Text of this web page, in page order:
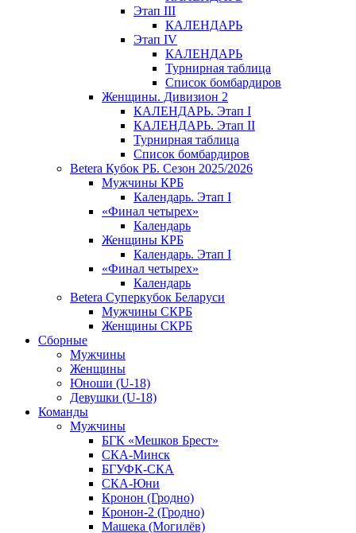
Этап III
КАЛЕНДАРЬ
Этап IV
КАЛЕНДАРЬ
Турнирная таблица
Список бомбардиров
Женщины. Дивизион 2
КАЛЕНДАРЬ. Этап I
КАЛЕНДАРЬ. Этап II
Турнирная таблица
Список бомбардиров
Betera Кубок РБ. Сезон 2025/2026
Мужчины КРБ
Календарь. Этап I
«Финал четырех»
Календарь
Женщины КРБ
Календарь. Этап I
«Финал четырех»
Календарь
Betera Суперкубок Беларуси
Мужчины СКРБ
Женщины СКРБ
Сборные
Мужчины
Женщины
Юноши (U-18)
Девушки (U-18)
Команды
Мужчины
БГК «Мешков Брест»
СКА-Минск
БГУФК-СКА
СКА-Юни
Кронон (Гродно)
Кронон-2 (Гродно)
Машека (Могилёв)